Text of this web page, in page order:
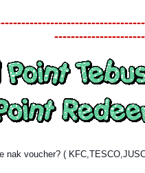
nak voucher? (